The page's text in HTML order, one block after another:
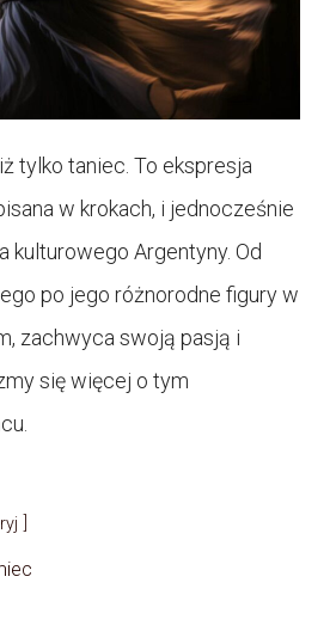
tylko taniec. To ekspresja
w krokach, i jednocześnie
kulturowego Argentyny. Od
po jego różnorodne figury w
zachwyca swoją pasją i
się więcej o tym